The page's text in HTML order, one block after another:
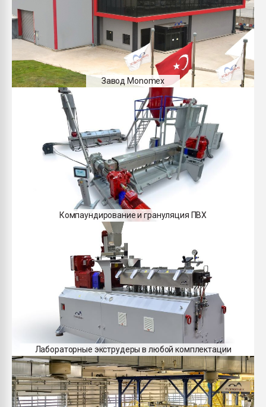
Завод Monomex
Компаундирование и грануляция ПВХ
Лабораторные экструдеры в любой комплектации